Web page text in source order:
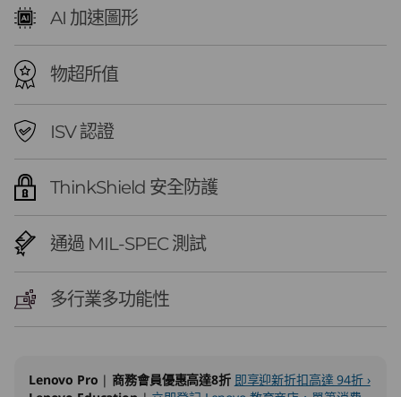
n
e
AI 加速圖形
物超所值
ISV 認證
ThinkShield 安全防護
通過 MIL-SPEC 測試
多行業多功能性
Lenovo Pro | 商務會員優惠高達8折 即享迎新折扣高達 94折 ›